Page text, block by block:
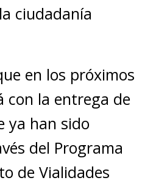
ciudadanía
en los próximos
con la entrega de
ya han sido
del Programa
de Vialidades